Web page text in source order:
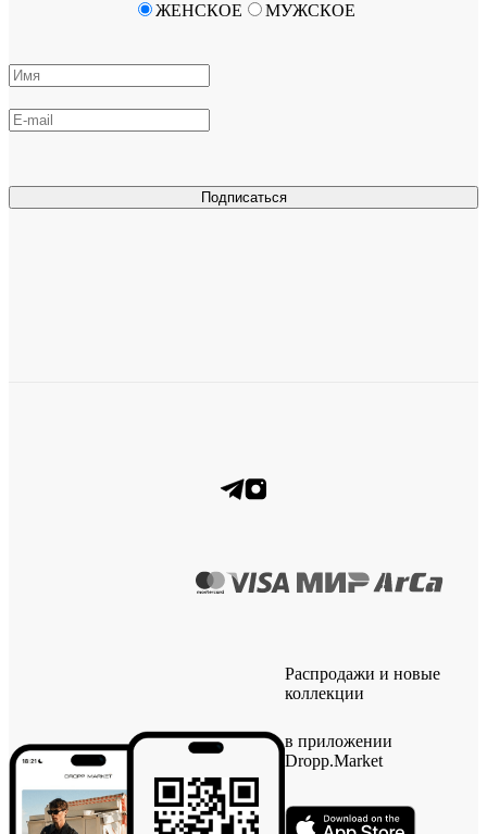
Подписаться
ЖЕНСКОЕ МУЖСКОЕ
Распродажи и новые
коллекции
в приложении
Dropp.Market